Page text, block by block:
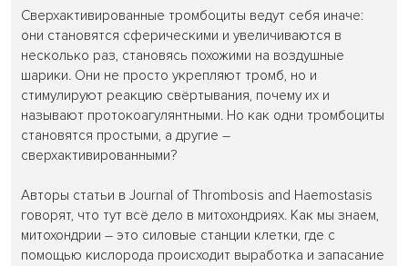
Сверхактивированные тромбоциты ведут себя иначе:
они становятся сферическими и увеличиваются в
несколько раз, становясь похожими на воздушные
шарики. Они не просто укрепляют тромб, но и
стимулируют реакцию свёртывания, почему их и
называют протокоагулянтными. Но как одни тромбоциты
становятся простыми, а другие –
сверхактивированными?
Авторы статьи в Journal of Thrombosis and Haemostasis
говорят, что тут всё дело в митохондриях. Как мы знаем,
митохондрии – это силовые станции клетки, где с
помощью кислорода происходит выработка и запасание